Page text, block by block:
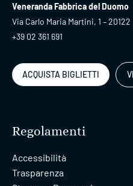
Veneranda Fabbrica del Duomo
Via Carlo Maria Martini, 1 – 20122
+39 02 361 691
ACQUISTA BIGLIETTI
Regolamenti
Accessibilità
Trasparenza